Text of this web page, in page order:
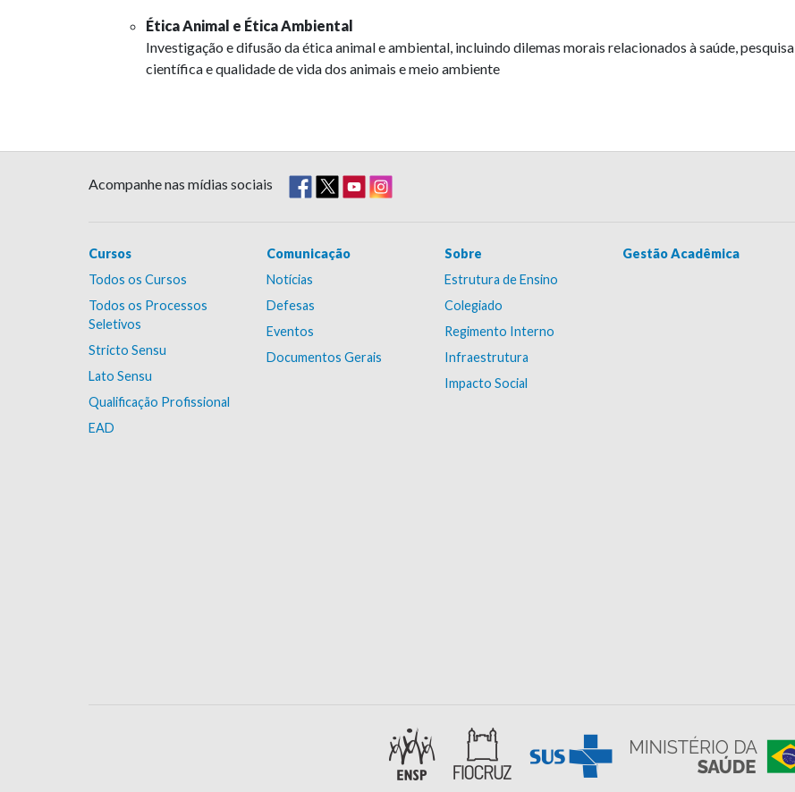
Ética Animal e Ética Ambiental
Investigação e difusão da ética animal e ambiental, incluindo dilemas morais relacionados à saúde, pesquisa
científica e qualidade de vida dos animais e meio ambiente
Acompanhe nas mídias sociais
Cursos
Todos os Cursos
Todos os Processos
Seletivos
Stricto Sensu
Lato Sensu
Qualificação Profissional
EAD
Comunicação
Notícias
Defesas
Eventos
Documentos Gerais
Sobre
Estrutura de Ensino
Colegiado
Regimento Interno
Infraestrutura
Impacto Social
Gestão Acadêmica